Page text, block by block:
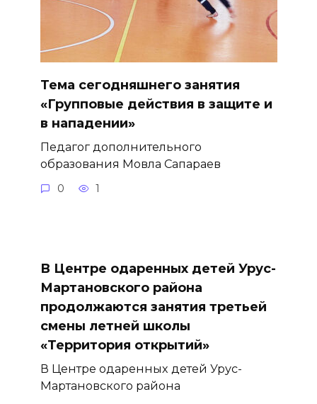
Тема сегодняшнего занятия
«Групповые действия в защите и
в нападении»
Педагог дополнительного
образования Мовла Сапараев
0 1
В Центре одаренных детей Урус-
Мартановского района
продолжаются занятия третьей
смены летней школы
«Территория открытий»
В Центре одаренных детей Урус-
Мартановского района